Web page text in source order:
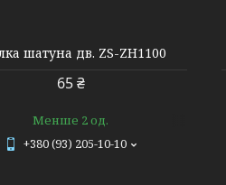
шатуна дв. ZS-ZH1100
65 ₴
Менше 2 од.
+380 (93) 205-10-10